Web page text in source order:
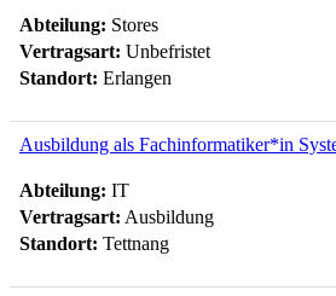
Abteilung: Stores
Vertragsart: Unbefristet
Standort: Erlangen
Ausbildung als Fachinformatiker*in
Abteilung: IT
Vertragsart: Ausbildung
Standort: Tettnang